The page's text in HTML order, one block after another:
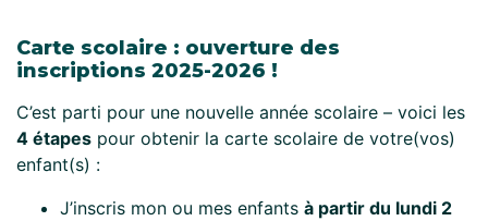
Carte scolaire : ouverture des
inscriptions 2025-2026 !
C’est parti pour une nouvelle année scolaire – voici les
4 étapes pour obtenir la carte scolaire de votre(vos)
enfant(s) :
J’inscris mon ou mes enfants à partir du lundi 2